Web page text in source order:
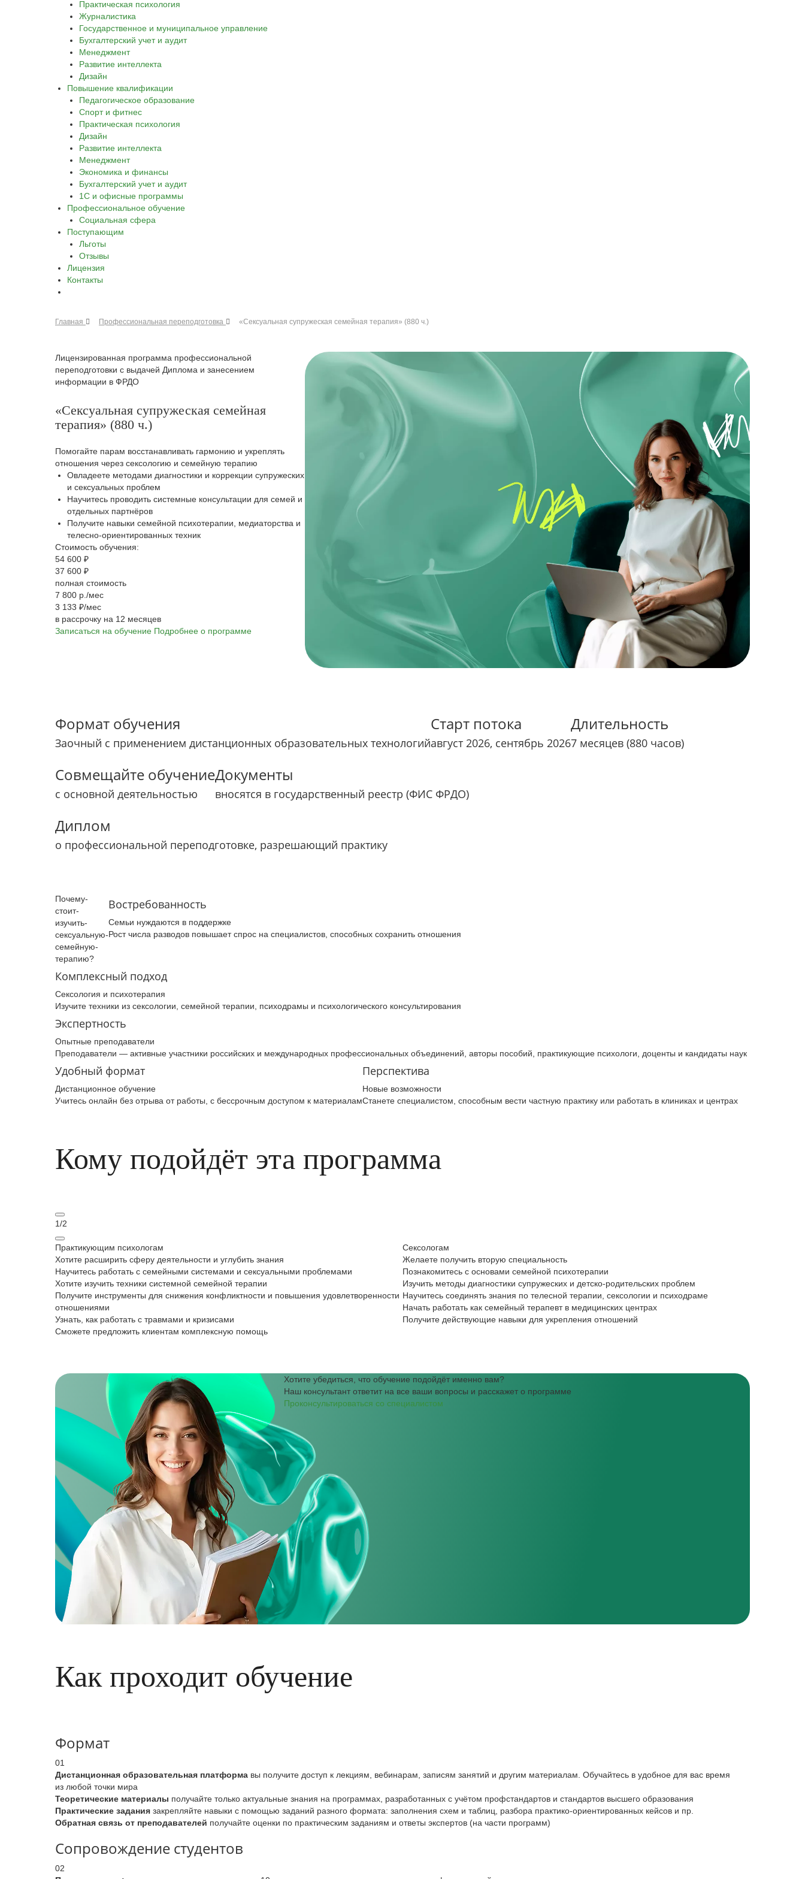
Практическая психология
Журналистика
Государственное и муниципальное управление
Бухгалтерский учет и аудит
Менеджмент
Развитие интеллекта
Дизайн
Повышение квалификации
Педагогическое образование
Спорт и фитнес
Практическая психология
Дизайн
Развитие интеллекта
Менеджмент
Экономика и финансы
Бухгалтерский учет и аудит
1С и офисные программы
Профессиональное обучение
Социальная сфера
Поступающим
Льготы
Отзывы
Лицензия
Контакты
Главная Профессиональная переподготовка «Сексуальная супружеская семейная терапия» (880 ч.)
Лицензированная программа профессиональной
переподготовки с выдачей Диплома и занесением
информации в ФРДО
«Сексуальная супружеская семейная
терапия» (880 ч.)
Помогайте парам восстанавливать гармонию и укреплять
отношения через сексологию и семейную терапию
Овладеете методами диагностики и коррекции супружеских
и сексуальных проблем
Научитесь проводить системные консультации для семей и
отдельных партнёров
Получите навыки семейной психотерапии, медиаторства и
телесно-ориентированных техник
Стоимость обучения:
54 600 ₽
37 600 ₽
полная стоимость
7 800 р./мес
3 133 ₽/мес
в рассрочку на 12 месяцев
Записаться на обучение Подробнее о программе
Формат обучения
Заочный с применением дистанционных образовательных технологий
Старт потока
август 2026, сентябрь 2026
Длительность
7 месяцев (880 часов)
Совмещайте обучение
с основной деятельностью
Документы
вносятся в государственный реестр (ФИС ФРДО)
Диплом
о профессиональной переподготовке, разрешающий практику
Почему­
стоит­
изучить­
сексуальную­
семейную­
терапию­?
Востребованность
Семьи нуждаются в поддержке
Рост числа разводов повышает спрос на специалистов, способных сохранить отношения
Комплексный подход
Сексология и психотерапия
Изучите техники из сексологии, семейной терапии, психодрамы и психологического консультирования
Экспертность
Опытные преподаватели
Преподаватели — активные участники российских и международных профессиональных объединений, авторы пособий, практикующие психологи, доценты и кандидаты наук
Удобный формат
Дистанционное обучение
Учитесь онлайн без отрыва от работы, с бессрочным доступом к материалам
Перспектива
Новые возможности
Станете специалистом, способным вести частную практику или работать в клиниках и центрах
Кому подойдёт эта программа
1/2
Практикующим психологам
Хотите расширить сферу деятельности и углубить знания
Научитесь работать с семейными системами и сексуальными проблемами
Хотите изучить техники системной семейной терапии
Получите инструменты для снижения конфликтности и повышения удовлетворенности
отношениями
Узнать, как работать с травмами и кризисами
Сможете предложить клиентам комплексную помощь
Сексологам
Желаете получить вторую специальность
Познакомитесь с основами семейной психотерапии
Изучить методы диагностики супружеских и детско-родительских проблем
Научитесь соединять знания по телесной терапии, сексологии и психодраме
Начать работать как семейный терапевт в медицинских центрах
Получите действующие навыки для укрепления отношений
Хотите убедиться, что обучение подойдёт именно вам?
Наш консультант ответит на все ваши вопросы и расскажет о программе
Проконсультироваться со специалистом
Как проходит обучение
Формат
01
Дистанционная образовательная платформа вы получите доступ к лекциям, вебинарам, записям занятий и другим материалам. Обучайтесь в удобное для вас время
из любой точки мира
Теоретические материалы получайте только актуальные знания на программах, разработанных с учётом профстандартов и стандартов высшего образования
Практические задания закрепляйте навыки с помощью заданий разного формата: заполнения схем и таблиц, разбора практико-ориентированных кейсов и пр.
Обратная связь от преподавателей получайте оценки по практическим заданиям и ответы экспертов (на части программ)
Сопровождение студентов
02